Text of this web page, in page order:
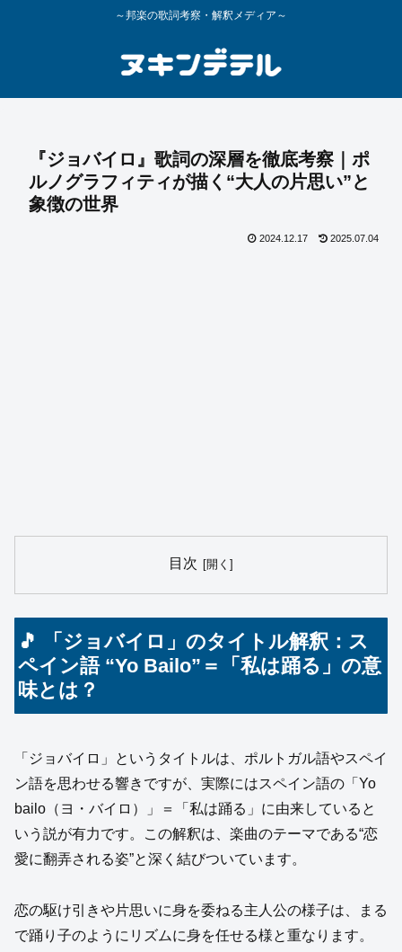
～邦楽の歌詞考察・解釈メディア～
『ジョバイロ』歌詞の深層を徹底考察｜ポ
ルノグラフィティが描く“大人の片思い”と
象徴の世界
2024.12.17 2025.07.04
目次
🎵 「ジョバイロ」のタイトル解釈：ス
ペイン語 “Yo Bailo”＝「私は踊る」の意
味とは？
「ジョバイロ」というタイトルは、ポルトガル語やスペイ
ン語を思わせる響きですが、実際にはスペイン語の「Yo
bailo（ヨ・バイロ）」＝「私は踊る」に由来していると
いう説が有力です。この解釈は、楽曲のテーマである“恋
愛に翻弄される姿”と深く結びついています。
恋の駆け引きや片思いに身を委ねる主人公の様子は、まる
で踊り子のようにリズムに身を任せる様と重なります。